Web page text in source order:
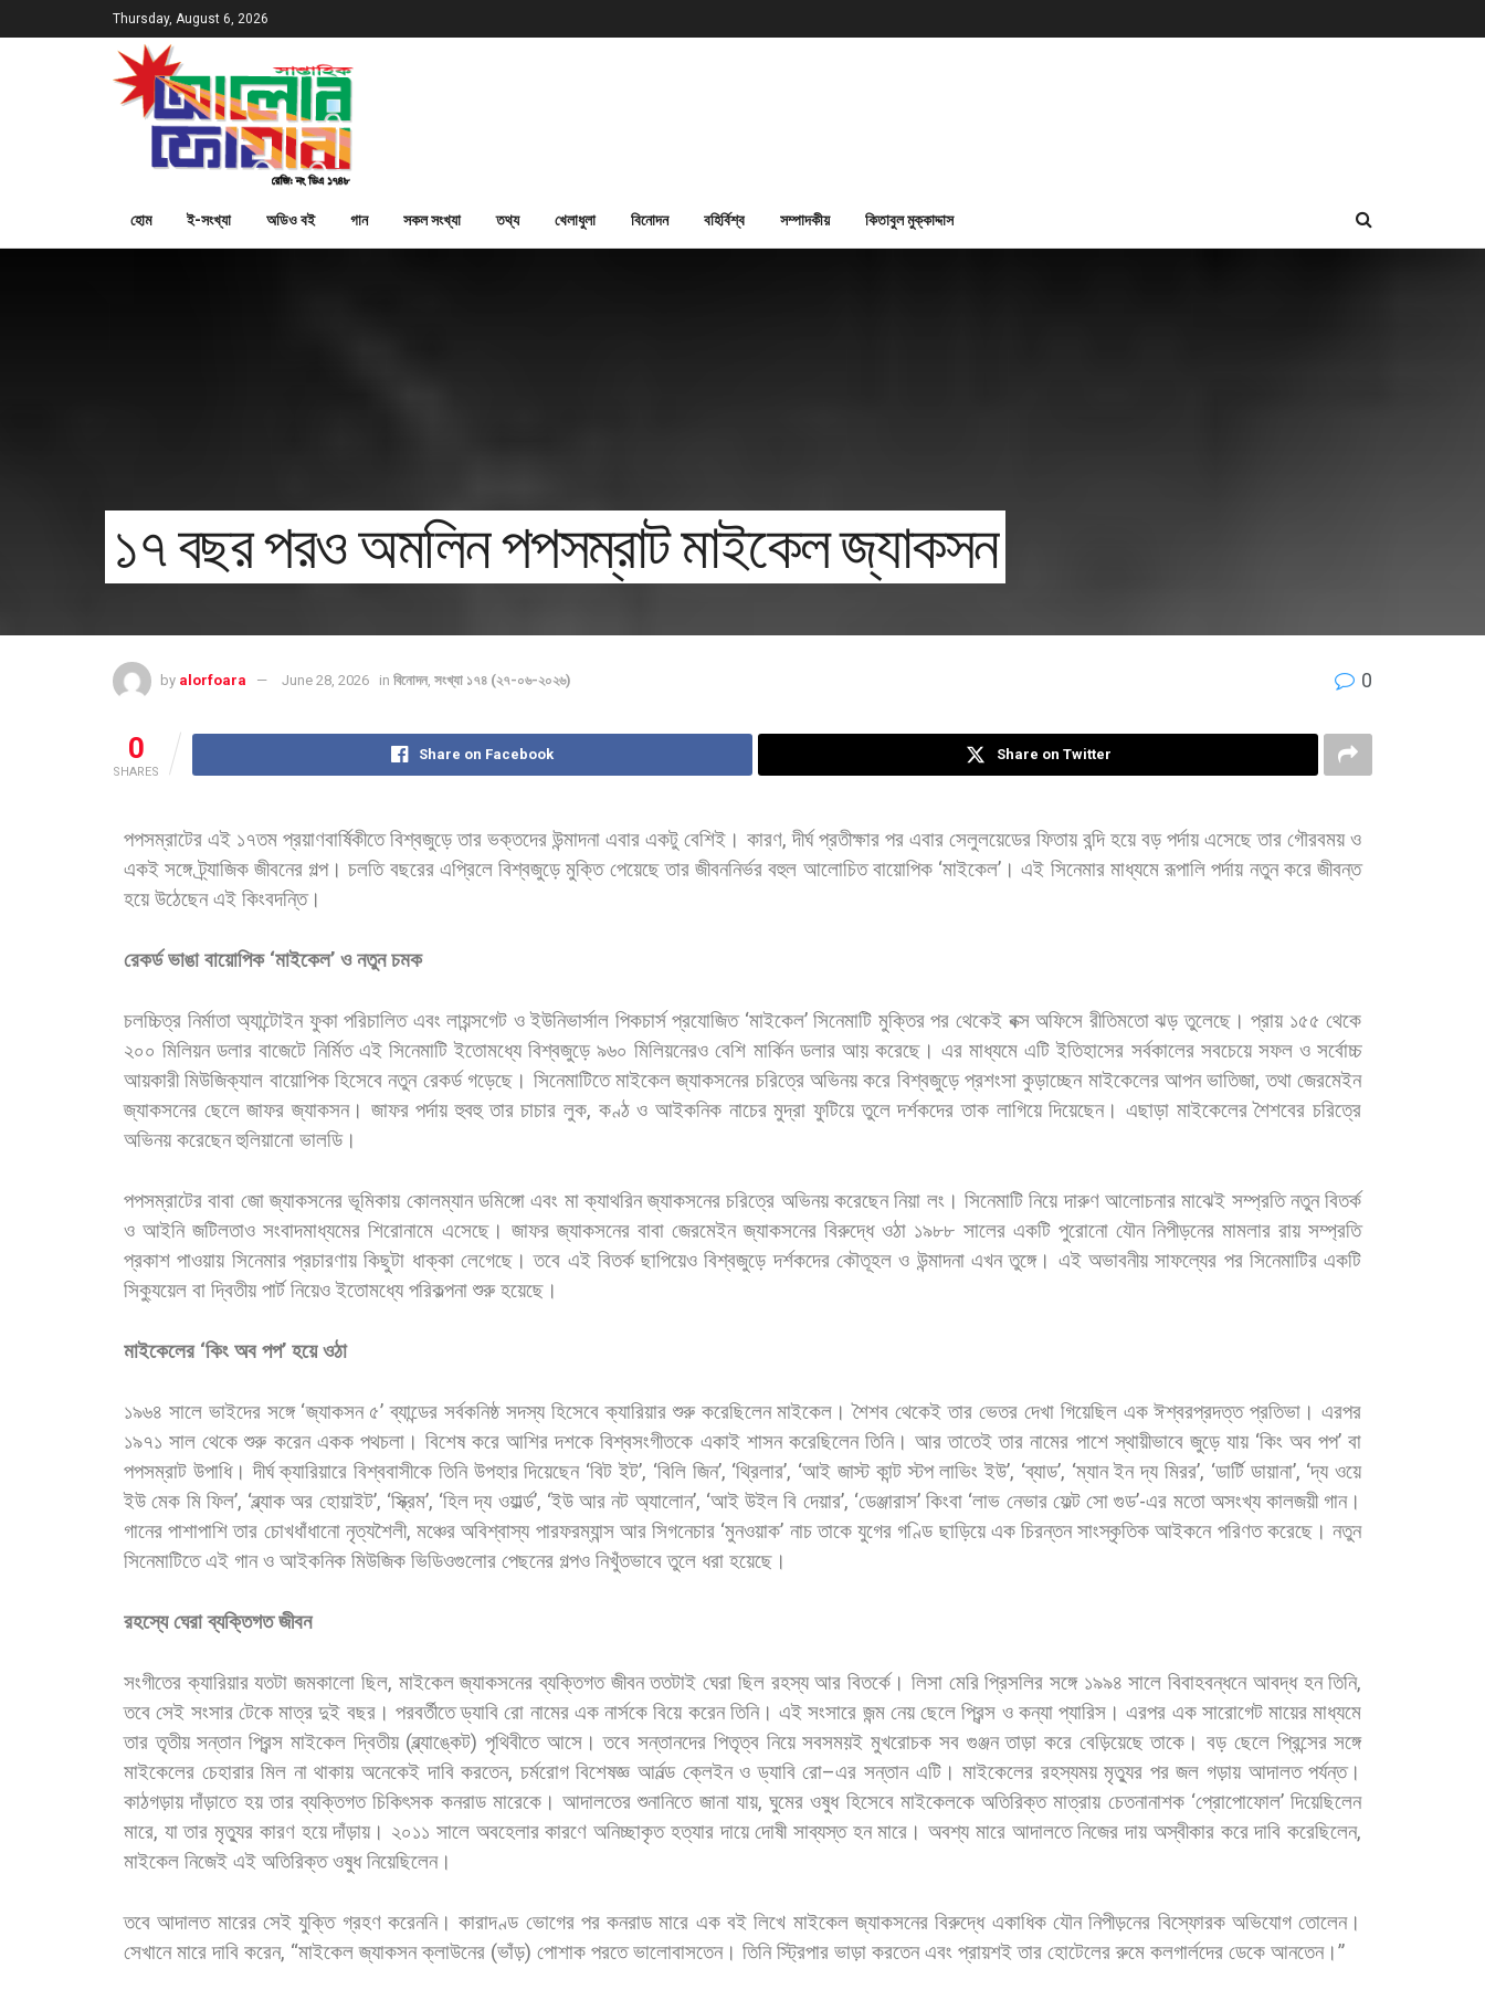
Thursday, August 6, 2026
হোম ই-সংখ্যা অডিও বই গান সকল সংখ্যা তথ্য খেলাধুলা বিনোদন বহির্বিশ্ব সম্পাদকীয় কিতাবুল মুক্কাদ্দাস
১৭ বছর পরও অমলিন পপসম্রাট মাইকেল জ্যাকসন
by alorfoara June 28, 2026 in বিনোদন, সংখ্যা ১৭৪ (২৭-০৬-২০২৬) 0
0
SHARES
Share on Facebook Share on Twitter
পপসম্রাটের এই ১৭তম প্রয়াণবার্ষিকীতে বিশ্বজুড়ে তার ভক্তদের উন্মাদনা এবার একটু বেশিই। কারণ,দীর্ঘ প্রতীক্ষার পর এবার সেলুলয়েডের ফিতায় বন্দি হয়ে বড় পর্দায় এসেছে তার গৌরবময় ও
একই সঙ্গে ট্র্যাজিক জীবনের গল্প। চলতি বছরের এপ্রিলে বিশ্বজুড়ে মুক্তি পেয়েছে তার জীবননির্ভর বহুল আলোচিত বায়োপিক‘মাইকেল’ । এই সিনেমার মাধ্যমে রূপালি পর্দায় নতুন করে জীবন্ত
হয়ে উঠেছেন এই কিংবদন্তি।
রেকর্ড ভাঙা বায়োপিক‘মাইকেল’ ও নতুন চমক
চলচ্চিত্র নির্মাতা অ্যান্টোইন ফুকা পরিচালিত এবং লায়ন্সগেট ও ইউনিভার্সাল পিকচার্স প্রযোজিত‘মাইকেল’সিনেমাটি মুক্তির পর থেকেই বক্স অফিসে রীতিমতো ঝড় তুলেছে। প্রায় ১৫৫ থেকে
২০০ মিলিয়ন ডলার বাজেটে নির্মিত এই সিনেমাটি ইতোমধ্যে বিশ্বজুড়ে ৯৬০ মিলিয়নেরও বেশি মার্কিন ডলার আয় করেছে। এর মাধ্যমে এটি ইতিহাসের সর্বকালের সবচেয়ে সফল ও সর্বোচ্চ
আয়কারী মিউজিক্যাল বায়োপিক হিসেবে নতুন রেকর্ড গড়েছে। সিনেমাটিতে মাইকেল জ্যাকসনের চরিত্রে অভিনয় করে বিশ্বজুড়ে প্রশংসা কুড়াচ্ছেন মাইকেলের আপন ভাতিজা,তথা জেরমেইন
জ্যাকসনের ছেলে জাফর জ্যাকসন। জাফর পর্দায় হুবহু তার চাচার লুক, কণ্ঠ ও আইকনিক নাচের মুদ্রা ফুটিয়ে তুলে দর্শকদের তাক লাগিয়ে দিয়েছেন। এছাড়া মাইকেলের শৈশবের চরিত্রে
অভিনয় করেছেন হুলিয়ানো ভালডি।
পপসম্রাটের বাবা জো জ্যাকসনের ভূমিকায় কোলম্যান ডমিঙ্গো এবং মা ক্যাথরিন জ্যাকসনের চরিত্রে অভিনয় করেছেন নিয়া লং। সিনেমাটি নিয়ে দারুণ আলোচনার মাঝেই সম্প্রতি নতুন বিতর্ক
ও আইনি জটিলতাও সংবাদমাধ্যমের শিরোনামে এসেছে। জাফর জ্যাকসনের বাবা জেরমেইন জ্যাকসনের বিরুদ্ধে ওঠা ১৯৮৮ সালের একটি পুরোনো যৌন নিপীড়নের মামলার রায় সম্প্রতি
প্রকাশ পাওয়ায় সিনেমার প্রচারণায় কিছুটা ধাক্কা লেগেছে। তবে এই বিতর্ক ছাপিয়েও বিশ্বজুড়ে দর্শকদের কৌতূহল ও উন্মাদনা এখন তুঙ্গে। এই অভাবনীয় সাফল্যের পর সিনেমাটির একটি
সিক্যুয়েল বা দ্বিতীয় পার্ট নিয়েও ইতোমধ্যে পরিকল্পনা শুরু হয়েছে।
মাইকেলের‘কিং অব পপ’ হয়ে ওঠা
১৯৬৪ সালে ভাইদের সঙ্গে‘জ্যাকসন ৫’ব্যান্ডের সর্বকনিষ্ঠ সদস্য হিসেবে ক্যারিয়ার শুরু করেছিলেন মাইকেল। শৈশব থেকেই তার ভেতর দেখা গিয়েছিল এক ঈশ্বরপ্রদত্ত প্রতিভা। এরপর
১৯৭১ সাল থেকে শুরু করেন একক পথচলা। বিশেষ করে আশির দশকে বিশ্বসংগীতকে একাই শাসন করেছিলেন তিনি। আর তাতেই তার নামের পাশে স্থায়ীভাবে জুড়ে যায়‘কিং অব পপ’বা
পপসম্রাট উপাধি। দীর্ঘ ক্যারিয়ারে বিশ্ববাসীকে তিনি উপহার দিয়েছেন‘বিট ইট’, ‘বিলি জিন’, ‘থ্রিলার’, ‘আই জাস্ট কান্ট স্টপ লাভিং ইউ’, ‘ব্যাড’, ‘ম্যান ইন দ্য মিরর’, ‘ডার্টি ডায়ানা’, ‘দ্য ওয়ে
ইউ মেক মি ফিল’, ‘ব্ল্যাক অর হোয়াইট’, ‘স্ক্রিম’, ‘হিল দ্য ওয়ার্ল্ড’, ‘ইউ আর নট অ্যালোন’, ‘আই উইল বি দেয়ার’, ‘ডেঞ্জারাস’ কিংবা ‘লাভ নেভার ফেল্ট সো গুড’-এর মতো অসংখ্য কালজয়ী গান।
গানের পাশাপাশি তার চোখধাঁধানো নৃত্যশৈলী,মঞ্চের অবিশ্বাস্য পারফরম্যান্স আর সিগনেচার ‘মুনওয়াক’ নাচ তাকে যুগের গণ্ডি ছাড়িয়ে এক চিরন্তন সাংস্কৃতিক আইকনে পরিণত করেছে। নতুন
সিনেমাটিতে এই গান ও আইকনিক মিউজিক ভিডিওগুলোর পেছনের গল্পও নিখুঁতভাবে তুলে ধরা হয়েছে।
রহস্যে ঘেরা ব্যক্তিগত জীবন
সংগীতের ক্যারিয়ার যতটা জমকালো ছিল, মাইকেল জ্যাকসনের ব্যক্তিগত জীবন ততটাই ঘেরা ছিল রহস্য আর বিতর্কে। লিসা মেরি প্রিসলির সঙ্গে ১৯৯৪ সালে বিবাহবন্ধনে আবদ্ধ হন তিনি,
তবে সেই সংসার টেকে মাত্র দুই বছর। পরবর্তীতে ড্যাবি রো নামের এক নার্সকে বিয়ে করেন তিনি। এই সংসারে জন্ম নেয় ছেলে প্রিন্স ও কন্যা প্যারিস। এরপর এক সারোগেট মায়ের মাধ্যমে
তার তৃতীয় সন্তান প্রিন্স মাইকেল দ্বিতীয়(ব্ল্যাঙ্কেট)পৃথিবীতে আসে। তবে সন্তানদের পিতৃত্ব নিয়ে সবসময়ই মুখরোচক সব গুঞ্জন তাড়া করে বেড়িয়েছে তাকে। বড় ছেলে প্রিন্সের সঙ্গে
মাইকেলের চেহারার মিল না থাকায় অনেকেই দাবি করতেন, চর্মরোগ বিশেষজ্ঞ আর্নল্ড ক্লেইন ও ড্যাবি রো–এর সন্তান এটি। মাইকেলের রহস্যময় মৃত্যুর পর জল গড়ায় আদালত পর্যন্ত।
কাঠগড়ায় দাঁড়াতে হয় তার ব্যক্তিগত চিকিৎসক কনরাড মারেকে। আদালতের শুনানিতে জানা যায়, ঘুমের ওষুধ হিসেবে মাইকেলকে অতিরিক্ত মাত্রায় চেতনানাশক‘প্রোপোফোল’ দিয়েছিলেন
মারে, যা তার মৃত্যুর কারণ হয়ে দাঁড়ায়। ২০১১ সালে অবহেলার কারণে অনিচ্ছাকৃত হত্যার দায়ে দোষী সাব্যস্ত হন মারে। অবশ্য মারে আদালতে নিজের দায় অস্বীকার করে দাবি করেছিলেন,
মাইকেল নিজেই এই অতিরিক্ত ওষুধ নিয়েছিলেন।
তবে আদালত মারের সেই যুক্তি গ্রহণ করেননি। কারাদণ্ড ভোগের পর কনরাড মারে এক বই লিখে মাইকেল জ্যাকসনের বিরুদ্ধে একাধিক যৌন নিপীড়নের বিস্ফোরক অভিযোগ তোলেন।
সেখানে মারে দাবি করেন, “মাইকেল জ্যাকসন ক্লাউনের (ভাঁড়) পোশাক পরতে ভালোবাসতেন। তিনি স্ট্রিপার ভাড়া করতেন এবং প্রায়শই তার হোটেলের রুমে কলগার্লদের ডেকে আনতেন।”